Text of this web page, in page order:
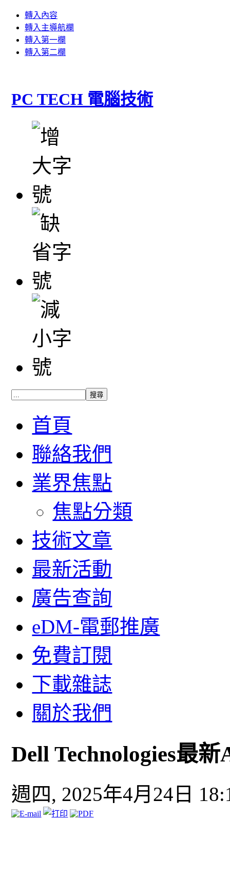
轉入內容
轉入主導航欄
轉入第一欄
轉入第二欄
PC TECH 電腦技術
首頁
聯絡我們
業界焦點
焦點分類
技術文章
最新活動
廣告查詢
eDM-電郵推廣
免費訂閱
下載雜誌
關於我們
Dell Technologies最
週四, 2025年4月24日